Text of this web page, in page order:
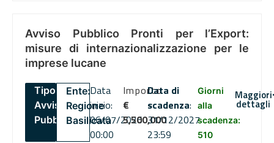
Avviso Pubblico Pronti per l’Export:
misure di internazionalizzazione per le
imprese lucane
Tipo:
Avviso
Pubblico
Ente:
Regione
Basilicata
Data
inizio:
06/07/2026
00:00
Importo
€
5,500,000
Data di
scadenza:
31/12/2027
23:59
Giorni
alla
scadenza:
510
Maggiori
dettagli